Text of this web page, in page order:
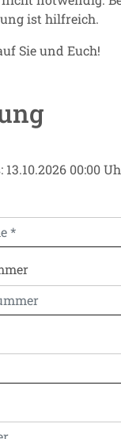
ist hilfreich.
Sie und Euch!
00:00